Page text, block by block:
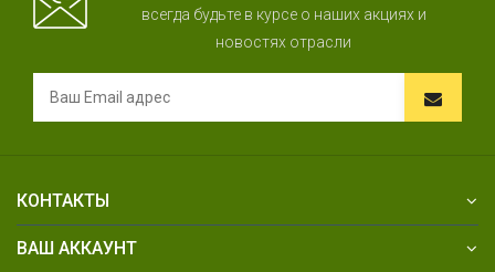
всегда будьте в курсе о наших акциях и
новостях отрасли
КОНТАКТЫ
ВАШ АККАУНТ